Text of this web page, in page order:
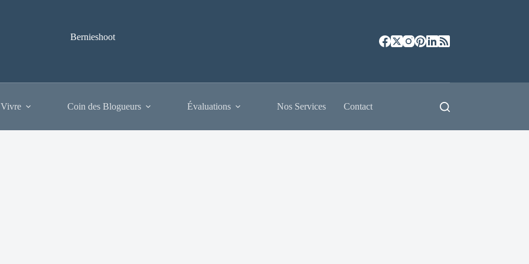
Bernieshoot
Coin des Blogueurs Évaluations Nos Services Contact